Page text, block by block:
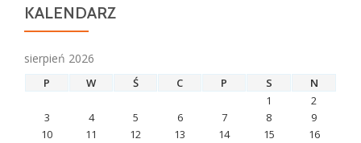
KALENDARZ
sierpień 2026
P W Ś C P S
N
1
2
3
4 5 6 7 8
9
10
11 12 13 14 15
16